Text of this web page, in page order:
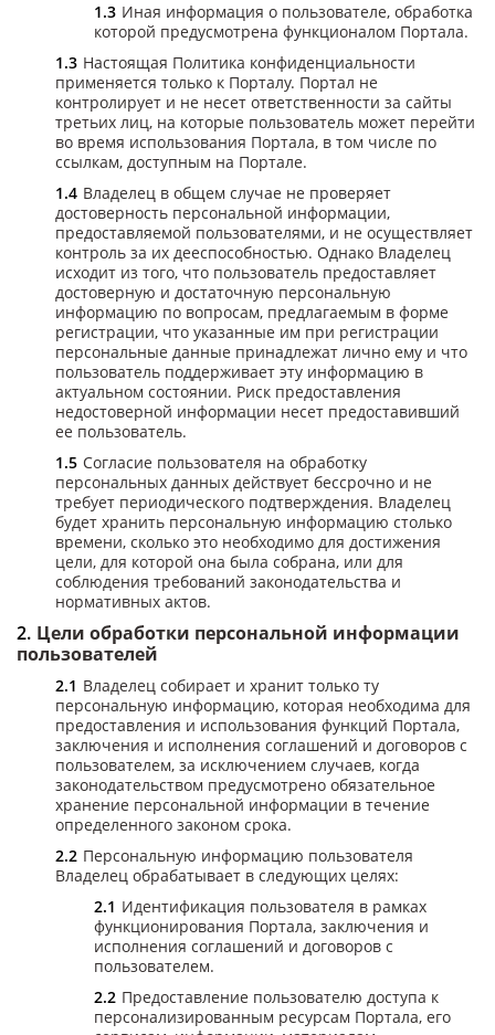
Иная информация о пользователе, обработка
которой предусмотрена функционалом Портала.
Настоящая Политика конфиденциальности
применяется только к Порталу. Портал не
контролирует и не несет ответственности за сайты
третьих лиц, на которые пользователь может перейти
во время использования Портала, в том числе по
ссылкам, доступным на Портале.
Владелец в общем случае не проверяет
достоверность персональной информации,
предоставляемой пользователями, и не осуществляет
контроль за их дееспособностью. Однако Владелец
исходит из того, что пользователь предоставляет
достоверную и достаточную персональную
информацию по вопросам, предлагаемым в форме
регистрации, что указанные им при регистрации
персональные данные принадлежат лично ему и что
пользователь поддерживает эту информацию в
актуальном состоянии. Риск предоставления
недостоверной информации несет предоставивший
ее пользователь.
Согласие пользователя на обработку
персональных данных действует бессрочно и не
требует периодического подтверждения. Владелец
будет хранить персональную информацию столько
времени, сколько это необходимо для достижения
цели, для которой она была собрана, или для
соблюдения требований законодательства и
нормативных актов.
Цели обработки персональной информации
пользователей
Владелец собирает и хранит только ту
персональную информацию, которая необходима для
предоставления и использования функций Портала,
заключения и исполнения соглашений и договоров с
пользователем, за исключением случаев, когда
законодательством предусмотрено обязательное
хранение персональной информации в течение
определенного законом срока.
Персональную информацию пользователя
Владелец обрабатывает в следующих целях:
Идентификация пользователя в рамках
функционирования Портала, заключения и
исполнения соглашений и договоров с
пользователем.
Предоставление пользователю доступа к
персонализированным ресурсам Портала, его